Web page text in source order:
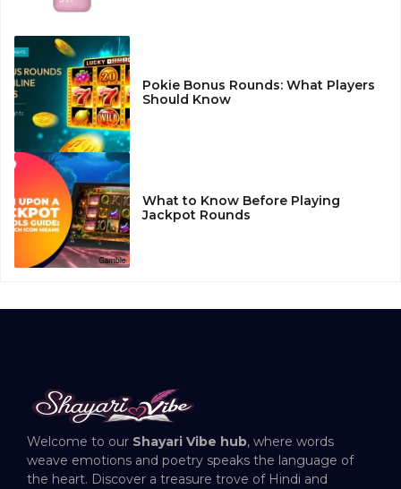
Pokie Bonus Rounds: What Players
Should Know
What to Know Before Playing
Jackpot Rounds
Welcome to our Shayari Vibe hub, where words
weave emotions and poetry speaks the language of
the heart. Discover a treasure trove of Hindi and